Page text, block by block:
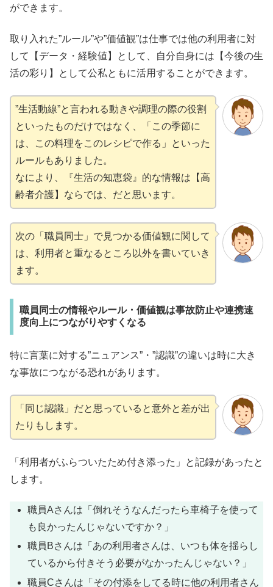
ができます。
取り入れた”ルール”や”価値観”は仕事では他の利用者に対
して【データ・経験値】として、自分自身には【今後の生
活の彩り】として公私ともに活用することができます。
”生活動線”と言われる動きや調理の際の役割
といったものだけではなく、「この季節に
は、この料理をこのレシピで作る」といった
ルールもありました。
なにより、『生活の知恵袋』的な情報は【高
齢者介護】ならでは、だと思います。
次の「職員同士」で見つかる価値観に関して
は、利用者と重なるところ以外を書いていき
ます。
職員同士の情報やルール・価値観は事故防止や連携速
度向上につながりやすくなる
特に言葉に対する”ニュアンス”・”認識”の違いは時に大き
な事故につながる恐れがあります。
「同じ認識」だと思っていると意外と差が出
たりもします。
「利用者がふらついたため付き添った」と記録があったと
します。
職員Aさんは「倒れそうなんだったら車椅子を使って
も良かったんじゃないですか？」
職員Bさんは「あの利用者さんは、いつも体を揺らし
ているから付きそう必要がなかったんじゃない？」
職員Cさんは「その付添をしてる時に他の利用者さん